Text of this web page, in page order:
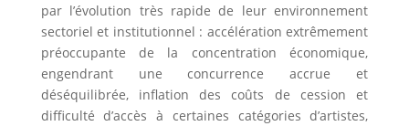
par l’évolution très rapide de leur environnement
sectoriel et institutionnel : accélération extrêmement
préoccupante de la concentration économique,
engendrant une concurrence accrue et
déséquilibrée, inflation des coûts de cession et
difficulté d’accès à certaines catégories d’artistes,